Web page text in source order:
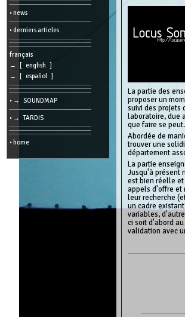
• news
• derniers articles
français
→ [ english ]
→ [ español ]
• → SOUNDMAP
• → TARDIS
• home
La partie des
proposer un
suivi des projets
laboratoire, due
que faire se peut.
Abordée de
trouver une
département
La partie
Jusqu'à présent
est bien réelle
appels d'offre et
leur recherche
un cadre
variables,
ci soit d'abord
validation avec
Other:
all
pages
Erase
cookies
Search:
Language:
06:30
-